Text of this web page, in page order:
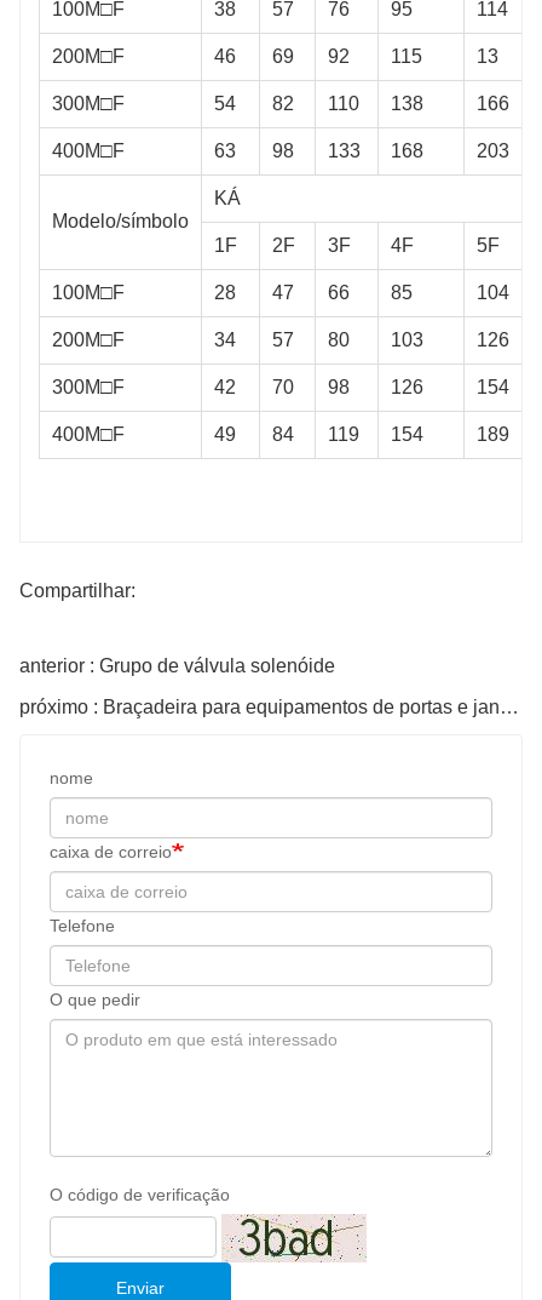
100M□F 38 57 76 95 114
200M□F 46 69 92 115 13
300M□F 54 82 110 138 166
400M□F 63 98 133 168 203
Modelo/símbolo
KÁ
1F 2F 3F 4F 5F
100M□F 28 47 66 85 104
200M□F 34 57 80 103 126
300M□F 42 70 98 126 154
400M□F 49 84 119 154 189
Compartilhar:
anterior : Grupo de válvula solenóide
próximo : Braçadeira para equipamentos de portas e janelas
nome
caixa de correio
Telefone
O que pedir
O código de verificação
Enviar